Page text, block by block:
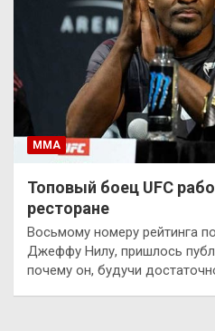
ММА
Топовый боец UFC
ресторане
Восьмому номеру рейтинга
Джеффу Нилу, пришлось
почему он, будучи